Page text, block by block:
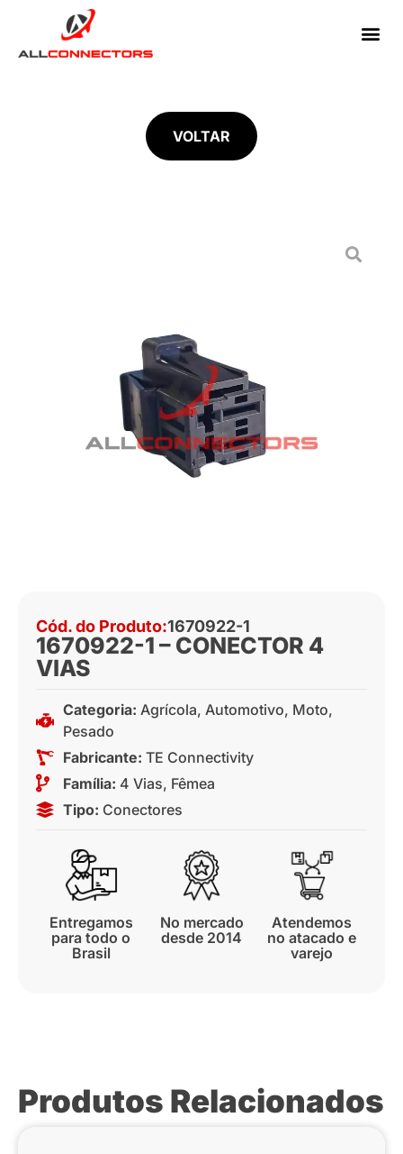
VOLTAR
Cód. do Produto:1670922-1
1670922-1 – CONECTOR 4
VIAS
Categoria: Agrícola, Automotivo, Moto,
Pesado
Fabricante: TE Connectivity
Família: 4 Vias, Fêmea
Tipo: Conectores
Entregamos
para todo o
Brasil
No mercado
desde 2014
Atendemos
no atacado e
varejo
Produtos Relacionados